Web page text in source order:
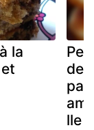
la
de
lle